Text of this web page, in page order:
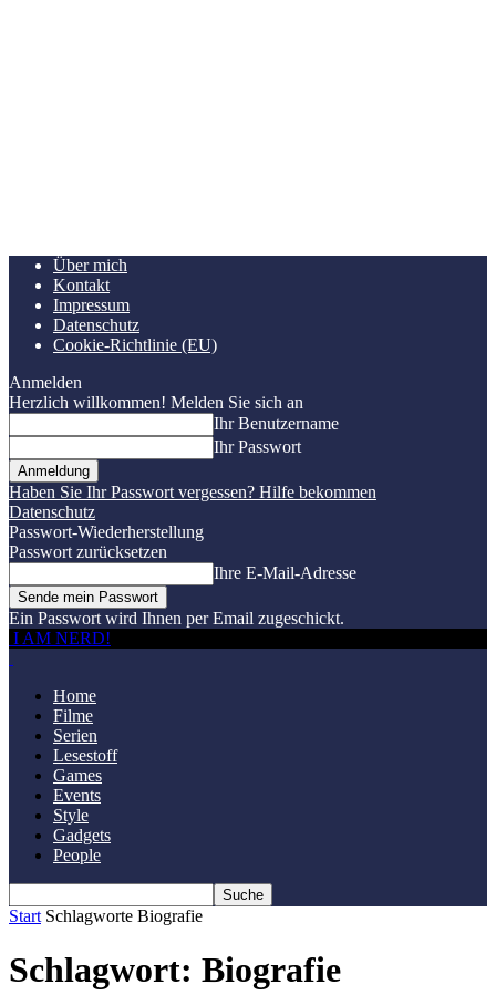
Über mich
Kontakt
Impressum
Datenschutz
Cookie-Richtlinie (EU)
Anmelden
Herzlich willkommen! Melden Sie sich an
Ihr Benutzername
Ihr Passwort
Haben Sie Ihr Passwort vergessen? Hilfe bekommen
Datenschutz
Passwort-Wiederherstellung
Passwort zurücksetzen
Ihre E-Mail-Adresse
Ein Passwort wird Ihnen per Email zugeschickt.
I AM NERD!
Home
Filme
Serien
Lesestoff
Games
Events
Style
Gadgets
People
Start Schlagworte Biografie
Schlagwort: Biografie